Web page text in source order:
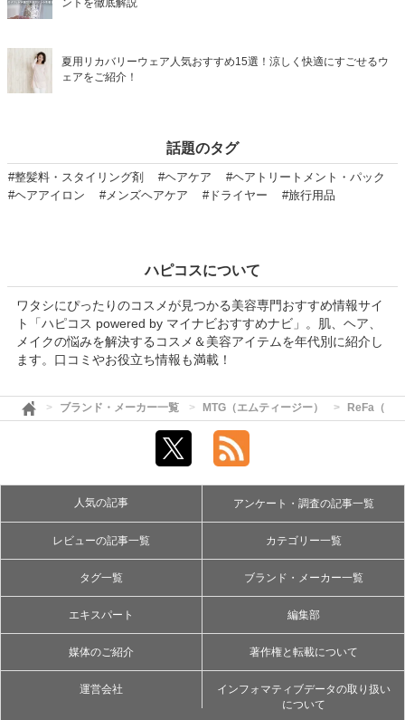
ントを徹底解説
夏用リカバリーウェア人気おすすめ15選！涼しく快適にすごせるウ
ェアをご紹介！
話題のタグ
#整髪料・スタイリング剤 #ヘアケア
#ヘアトリートメント・パック
#ヘアアイロン
#メンズヘアケア #ドライヤー #旅行用品
ハピコスについて
ワタシにぴったりのコスメが見つかる美容専門おすすめ情報サイ
ト「ハピコス powered by マイナビおすすめナビ」。肌、ヘア、
メイクの悩みを解決するコスメ＆美容アイテムを年代別に紹介し
ます。口コミやお役立ち情報も満載！
ブランド・メーカー一覧 MTG（エムティージー） ReFa（リ
人気の記事 アンケート・調査の記事一覧
レビューの記事一覧 カテゴリー一覧
タグ一覧 ブランド・メーカー一覧
エキスパート 編集部
媒体のご紹介 著作権と転載について
運営会社
インフォマティブデータの取り扱い
について